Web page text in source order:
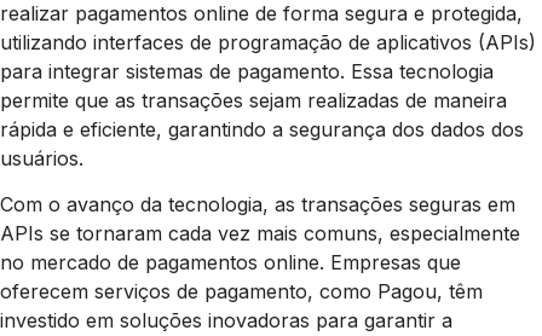
realizar pagamentos online de forma segura e protegida,
utilizando interfaces de programação de aplicativos (APIs)
para integrar sistemas de pagamento. Essa tecnologia
permite que as transações sejam realizadas de maneira
rápida e eficiente, garantindo a segurança dos dados dos
usuários.
Com o avanço da tecnologia, as transações seguras em
APIs se tornaram cada vez mais comuns, especialmente
no mercado de pagamentos online. Empresas que
oferecem serviços de pagamento, como Pagou, têm
investido em soluções inovadoras para garantir a